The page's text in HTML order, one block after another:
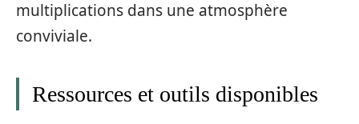
multiplications dans une atmosphère
conviviale.
Ressources et outils disponibles